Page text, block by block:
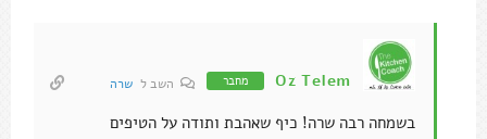
Oz Telem מחבר השב ל שרה
בשמחה רבה שרה! כיף שאהבת ותודה על הטיפים